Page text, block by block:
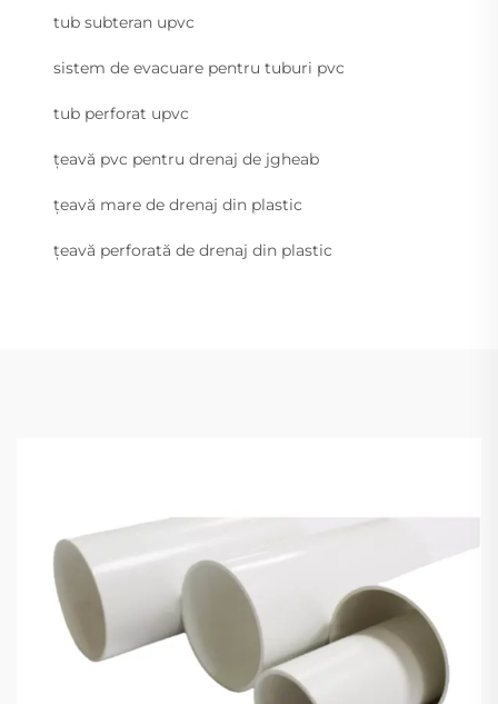
tub subteran upvc
sistem de evacuare pentru tuburi pvc
tub perforat upvc
țeavă pvc pentru drenaj de jgheab
țeavă mare de drenaj din plastic
țeavă perforată de drenaj din plastic